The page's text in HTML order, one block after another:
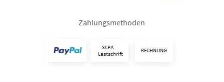
Zahlungsmethoden